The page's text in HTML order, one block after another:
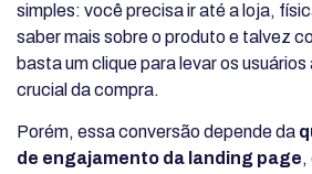
simples: você precisa ir até a loja,
saber mais sobre o produto e talvez
basta um clique para levar os
crucial da compra.
Porém, essa conversão depende da
de engajamento da landing page,